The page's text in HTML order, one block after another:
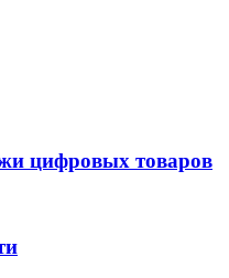
цифровых товаров